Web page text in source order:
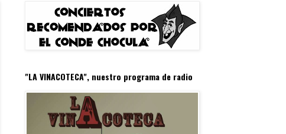
"LA VINACOTECA", nuestro programa de radio